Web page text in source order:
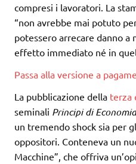
compresi i lavoratori. La
“non avrebbe mai potuto
potessero arrecare danno a
effetto immediato né in
Passa alla versione a
La pubblicazione della terza
seminali Principi di
un tremendo shock sia per
oppositori. Conteneva un
Macchine”, che offriva